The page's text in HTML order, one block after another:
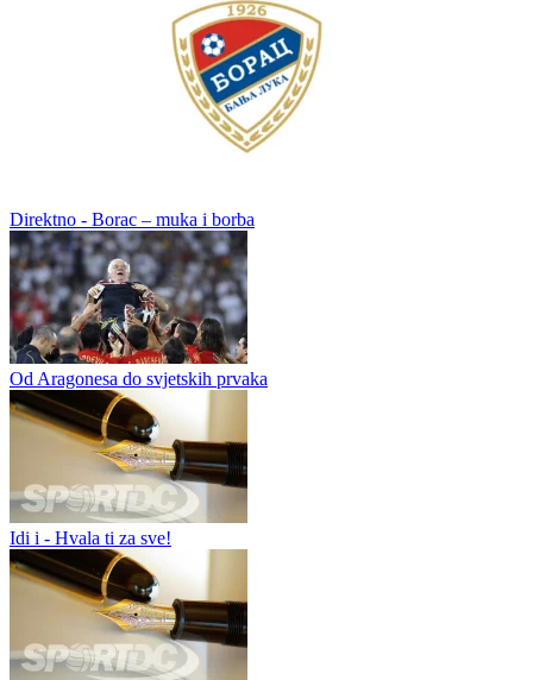
Kolumne
Direktno - Borac – muka i borba